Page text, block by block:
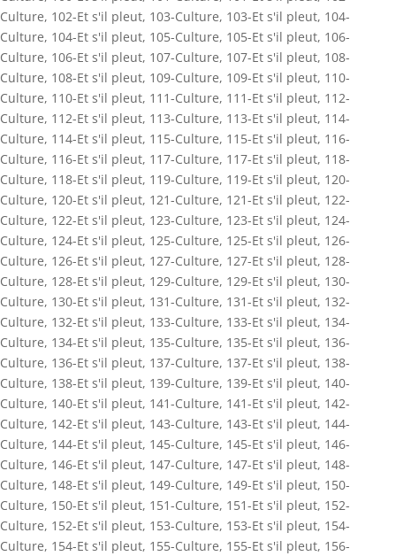
Culture, 102-Et s'il pleut, 103-Culture, 103-Et s'il pleut, 104-
Culture, 104-Et s'il pleut, 105-Culture, 105-Et s'il pleut, 106-
Culture, 106-Et s'il pleut, 107-Culture, 107-Et s'il pleut, 108-
Culture, 108-Et s'il pleut, 109-Culture, 109-Et s'il pleut, 110-
Culture, 110-Et s'il pleut, 111-Culture, 111-Et s'il pleut, 112-
Culture, 112-Et s'il pleut, 113-Culture, 113-Et s'il pleut, 114-
Culture, 114-Et s'il pleut, 115-Culture, 115-Et s'il pleut, 116-
Culture, 116-Et s'il pleut, 117-Culture, 117-Et s'il pleut, 118-
Culture, 118-Et s'il pleut, 119-Culture, 119-Et s'il pleut, 120-
Culture, 120-Et s'il pleut, 121-Culture, 121-Et s'il pleut, 122-
Culture, 122-Et s'il pleut, 123-Culture, 123-Et s'il pleut, 124-
Culture, 124-Et s'il pleut, 125-Culture, 125-Et s'il pleut, 126-
Culture, 126-Et s'il pleut, 127-Culture, 127-Et s'il pleut, 128-
Culture, 128-Et s'il pleut, 129-Culture, 129-Et s'il pleut, 130-
Culture, 130-Et s'il pleut, 131-Culture, 131-Et s'il pleut, 132-
Culture, 132-Et s'il pleut, 133-Culture, 133-Et s'il pleut, 134-
Culture, 134-Et s'il pleut, 135-Culture, 135-Et s'il pleut, 136-
Culture, 136-Et s'il pleut, 137-Culture, 137-Et s'il pleut, 138-
Culture, 138-Et s'il pleut, 139-Culture, 139-Et s'il pleut, 140-
Culture, 140-Et s'il pleut, 141-Culture, 141-Et s'il pleut, 142-
Culture, 142-Et s'il pleut, 143-Culture, 143-Et s'il pleut, 144-
Culture, 144-Et s'il pleut, 145-Culture, 145-Et s'il pleut, 146-
Culture, 146-Et s'il pleut, 147-Culture, 147-Et s'il pleut, 148-
Culture, 148-Et s'il pleut, 149-Culture, 149-Et s'il pleut, 150-
Culture, 150-Et s'il pleut, 151-Culture, 151-Et s'il pleut, 152-
Culture, 152-Et s'il pleut, 153-Culture, 153-Et s'il pleut, 154-
Culture, 154-Et s'il pleut, 155-Culture, 155-Et s'il pleut, 156-